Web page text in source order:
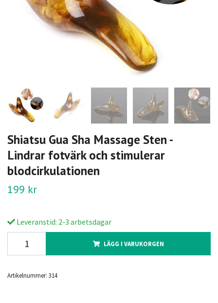
Shiatsu Gua Sha Massage Sten -
Lindrar fotvärk och stimulerar
blodcirkulationen
199 kr
Leveranstid: 2-3 arbetsdagar
LÄGG I VARUKORGEN
Artikelnummer: 314